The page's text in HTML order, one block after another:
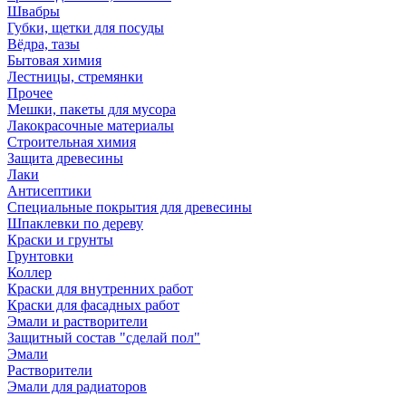
Швабры
Губки, щетки для посуды
Вёдра, тазы
Бытовая химия
Лестницы, стремянки
Прочее
Мешки, пакеты для мусора
Лакокрасочные материалы
Строительная химия
Защита древесины
Лаки
Антисептики
Специальные покрытия для древесины
Шпаклевки по дереву
Краски и грунты
Грунтовки
Коллер
Краски для внутренних работ
Краски для фасадных работ
Эмали и растворители
Защитный состав "сделай пол"
Эмали
Растворители
Эмали для радиаторов